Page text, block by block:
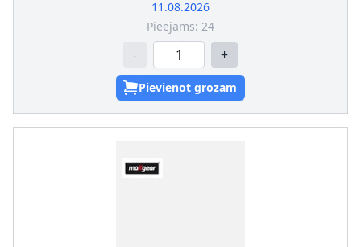
11.08.2026
Pieejams: 24
- +
Pievienot grozam